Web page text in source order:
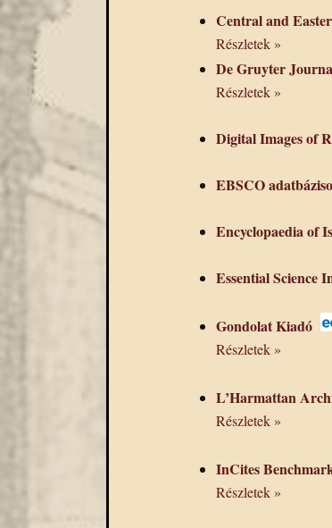
Central and
Részletek »
De Gruyter
Részletek »
Digital Images of
EBSCO
Encyclopaedia of
Essential Science
Gondolat Kiadó
Részletek »
L’Harmattan
Részletek »
InCites
Részletek »